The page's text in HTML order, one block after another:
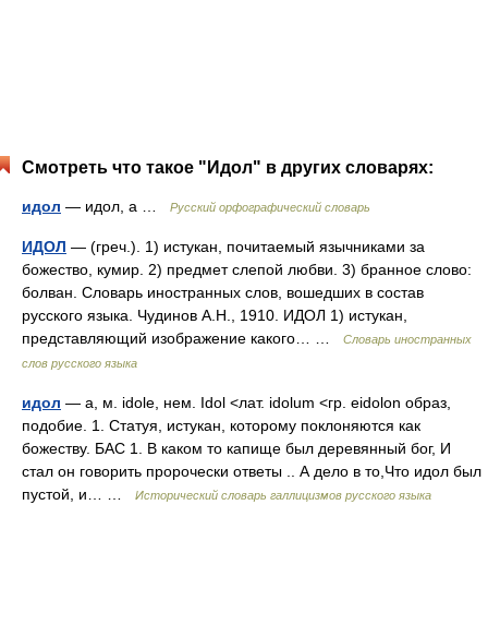
Смотреть что такое "Идол" в других словарях:
идол — идол, а … Русский орфографический словарь
ИДОЛ — (греч.). 1) истукан, почитаемый язычниками за
божество, кумир. 2) предмет слепой любви. 3) бранное слово:
болван. Словарь иностранных слов, вошедших в состав
русского языка. Чудинов А.Н., 1910. ИДОЛ 1) истукан,
представляющий изображение какого… …
Словарь иностранных
слов русского языка
идол — а, м. idole, нем. Idol <лат. idolum <гр. eidolon образ,
подобие. 1. Статуя, истукан, которому поклоняются как
божеству. БАС 1. В каком то капище был деревянный бог, И
стал он говорить пророчески ответы .. А дело в то,Что идол был
пустой, и… …
Исторический словарь галлицизмов русского языка